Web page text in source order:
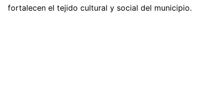
fortalecen el tejido cultural y social del municipio.